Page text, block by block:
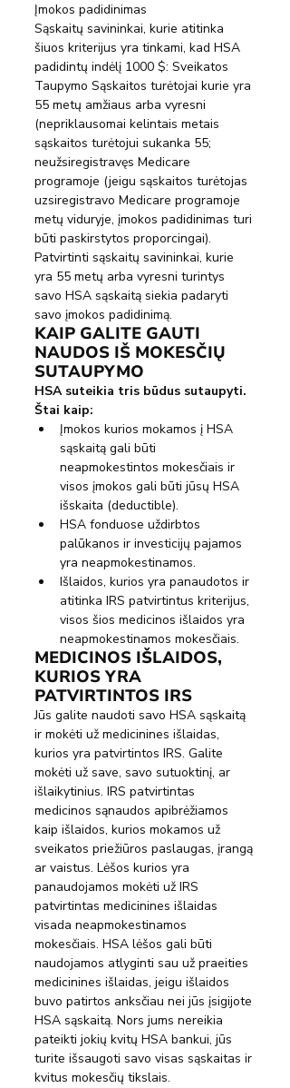
Įmokos padidinimas
Sąskaitų savininkai, kurie atitinka
šiuos kriterijus yra tinkami, kad HSA
padidintų indėlį 1000 $: Sveikatos
Taupymo Sąskaitos turėtojai kurie yra
55 metų amžiaus arba vyresni
(nepriklausomai kelintais metais
sąskaitos turėtojui sukanka 55;
neužsiregistravęs Medicare
programoje (jeigu sąskaitos turėtojas
uzsiregistravo Medicare programoje
metų viduryje, įmokos padidinimas turi
būti paskirstytos proporcingai).
Patvirtinti sąskaitų savininkai, kurie
yra 55 metų arba vyresni turintys
savo HSA sąskaitą siekia padaryti
savo įmokos padidinimą.
KAIP GALITE GAUTI
NAUDOS IŠ MOKESČIŲ
SUTAUPYMO
HSA suteikia tris būdus sutaupyti.
Štai kaip:
Įmokos kurios mokamos į HSA
sąskaitą gali būti
neapmokestintos mokesčiais ir
visos įmokos gali būti jūsų HSA
išskaita (deductible).
HSA fonduose uždirbtos
palūkanos ir investicijų pajamos
yra neapmokestinamos.
Išlaidos, kurios yra panaudotos ir
atitinka IRS patvirtintus kriterijus,
visos šios medicinos išlaidos yra
neapmokestinamos mokesčiais.
MEDICINOS IŠLAIDOS,
KURIOS YRA
PATVIRTINTOS IRS
Jūs galite naudoti savo HSA sąskaitą
ir mokėti už medicinines išlaidas,
kurios yra patvirtintos IRS. Galite
mokėti už save, savo sutuoktinį, ar
išlaikytinius. IRS patvirtintas
medicinos sąnaudos apibrėžiamos
kaip išlaidos, kurios mokamos už
sveikatos priežiūros paslaugas, įrangą
ar vaistus. Lėšos kurios yra
panaudojamos mokėti už IRS
patvirtintas medicinines išlaidas
visada neapmokestinamos
mokesčiais. HSA lėšos gali būti
naudojamos atlyginti sau už praeities
medicinines išlaidas, jeigu išlaidos
buvo patirtos anksčiau nei jūs įsigijote
HSA sąskaitą. Nors jums nereikia
pateikti jokių kvitų HSA bankui, jūs
turite išsaugoti savo visas sąskaitas ir
kvitus mokesčių tikslais.